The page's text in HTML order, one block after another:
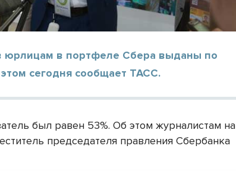
юрлицам в портфеле Сбера выданы по
сегодня сообщает ТАСС.
был равен 53%. Об этом журналистам на
председателя правления Сбербанка